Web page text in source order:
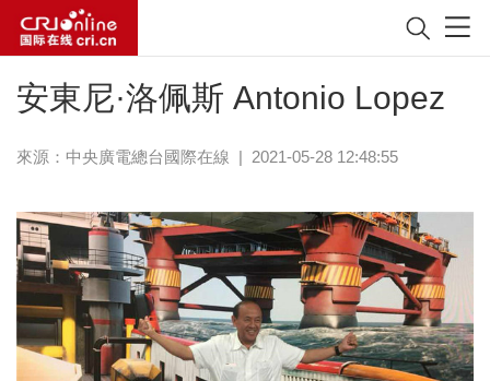
安東尼·洛佩斯 Antonio Lopez
來源：中央廣電總台國際在線 | 2021-05-28 12:48:55